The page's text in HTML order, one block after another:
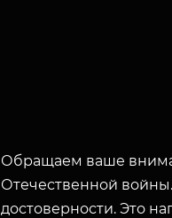
Обращаем ваше
Отечественной
достоверности. Это